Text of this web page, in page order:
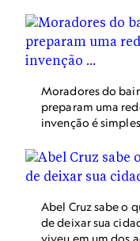
seus baldes, os
degraus de
Cinque, as
das colinas,
Moradores do
preparam uma
invenção é
gotículas se
cortina de
Abel Cruz sabe o
de deixar sua
viveu em um dos